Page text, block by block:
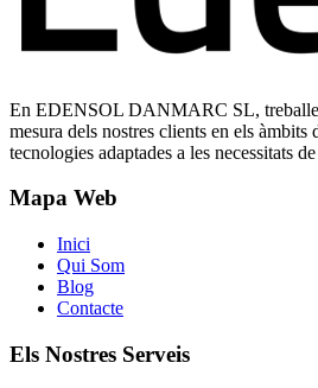
En EDENSOL DANMARC SL,
mesura dels nostres clients en els àmbits
tecnologies adaptades a les necessitats
Mapa Web
Inici
Qui Som
Blog
Contacte
Els Nostres Serveis